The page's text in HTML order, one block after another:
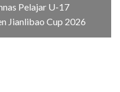
Pelajar U-17
Jianlibao Cup 2026